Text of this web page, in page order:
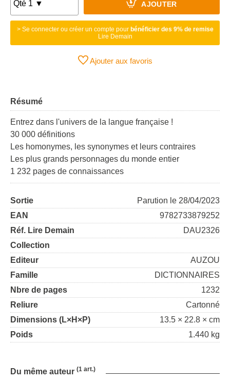
AJOUTER
> Se connecter ou créer un compte pour bénéficier des 9% de remise
Lire Demain
Ajouter aux favoris
Résumé
Entrez dans l'univers de la langue française !
30 000 définitions
Les homonymes, les synonymes et leurs contraires
Les plus grands personnages du monde entier
1 232 pages de connaissances
Sortie
Parution le 28/04/2023
EAN
9782733879252
Réf. Lire Demain
DAU2326
Collection
Editeur
AUZOU
Famille
DICTIONNAIRES
Nbre de pages
1232
Reliure
Cartonné
Dimensions (L×H×P)
13.5 × 22.8 × cm
Poids
1.440 kg
Du même auteur (1 art.)